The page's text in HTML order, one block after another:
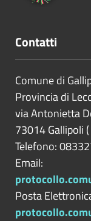
Contatti
Comune di
Provincia di
via Antonietta
73014Gallipoli (
Telefono:
Email:
Posta